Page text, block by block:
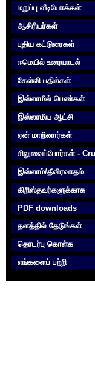
மறுப்பு வீடியோக்கள்
ஆசிரியர்கள்
புதிய கட்டுரைகள்
ஈமெயில் உரையாடல்
கேள்வி பதில்கள்
இஸ்லாமில் பெண்கள்
இஸ்லாமிய ஆட்சி
ஏன் மாறினார்கள்
சிலுவைப்போர்கள் -
இஸ்லாம்/தீவிரவாதம்
கிறிஸ்தவர்களுக்காக‌
PDF downloads
தளத்தில் தேடுங்கள்
தொடர்பு கொள்க‌
எங்களைப் பற்றி